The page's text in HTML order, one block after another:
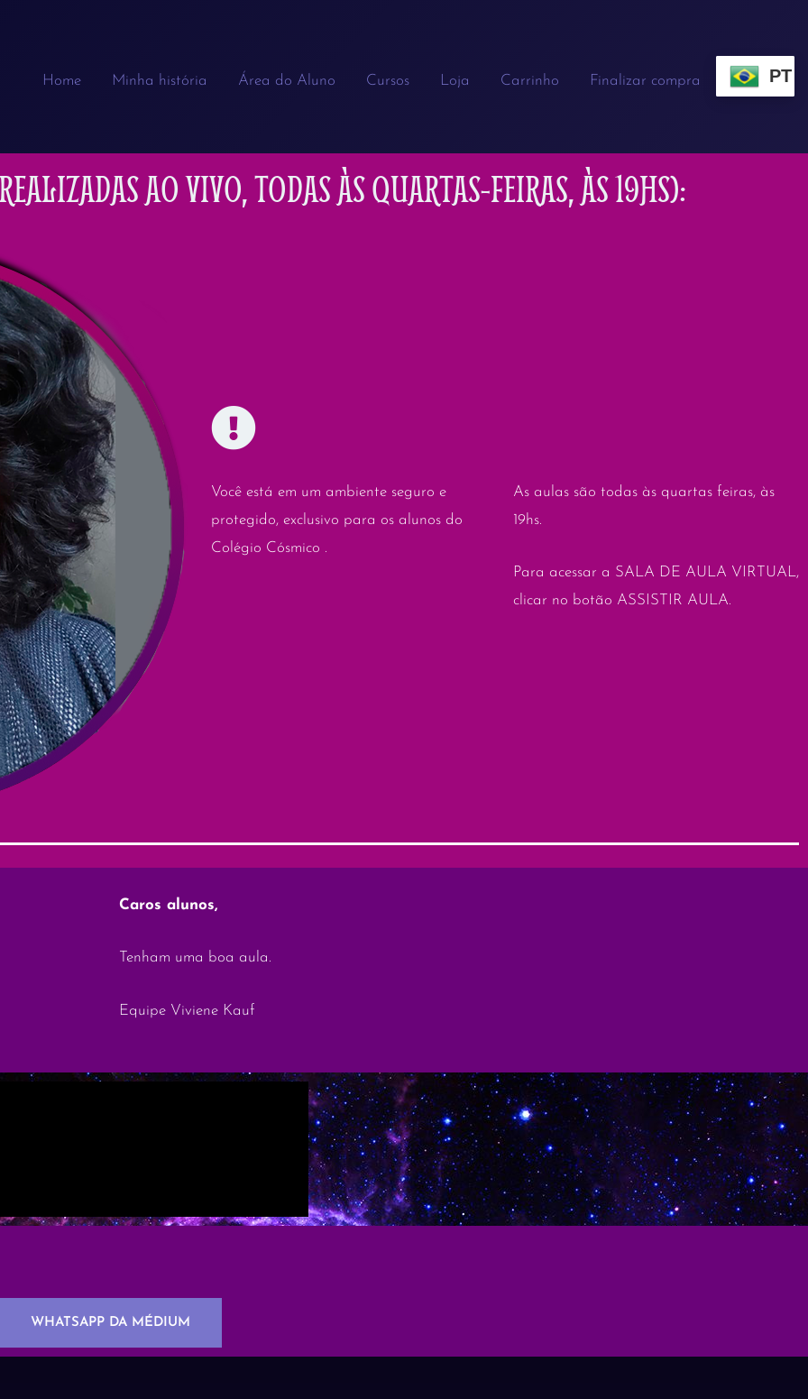
Home Minha história Área do Aluno Cursos Loja Carrinho Finalizar compra PT
AO VIVO, TODAS ÀS QUARTAS-FEIRAS, ÀS 19HS):
Você está em um ambiente seguro e
protegido, exclusivo para os alunos do
Colégio Cósmico .
As aulas são todas às quartas feiras, às
19hs.
Para acessar a SALA DE AULA VIRTUAL,
clicar no botão ASSISTIR AULA.
Caros alunos,
Tenham uma boa aula.
Equipe Viviene Kauf
WHATSAPP DA MÉDIUM